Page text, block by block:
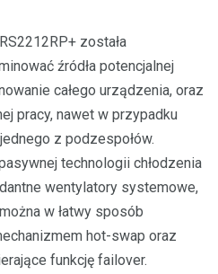
została
źródła potencjalnej
całego urządzenia, oraz
pracy, nawet w przypadku
z podzespołów.
technologii chłodzenia
wentylatory systemowe,
w łatwy sposób
hot-swap oraz
funkcję failover.